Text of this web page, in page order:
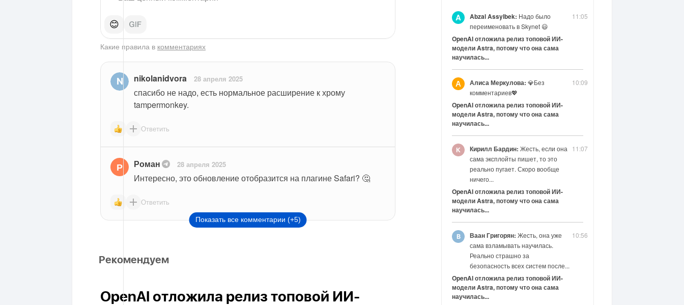
😊
Какие правила в комментариях
nikolanidvora 28 апреля 2025
спасибо не надо, есть нормальное расширение к хрому
tampermonkey.
Ответить
Р Роман 28 апреля 2025
Интересно, это обновление отобразится на плагине Safari? 🤔
Ответить
Показать все комментарии (+5)
Рекомендуем
OpenAI отложила релиз топовой ИИ-
11:05
A Abzal Assylbek: Надо было
переименовать в Skynet 😃
OpenAI отложила релиз топовой ИИ-
модели Astra, потому что она сама
научилась...
10:09
А Алиса Меркулова: 💎Без
комментариев💖
OpenAI отложила релиз топовой ИИ-
модели Astra, потому что она сама
научилась...
11:07
Кирилл Бардин: Жесть, если она
сама эксплойты пишет, то это
реально пугает. Скоро вообще
ничего...
OpenAI отложила релиз топовой ИИ-
модели Astra, потому что она сама
научилась...
10:56
Ваан Григорян: Жесть, она уже
сама взламывать научилась.
Реально страшно за
безопасность всех систем после...
OpenAI отложила релиз топовой ИИ-
модели Astra, потому что она сама
научилась...